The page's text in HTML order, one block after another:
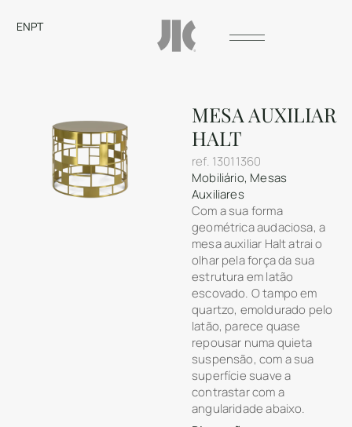
ENPT
MESA AUXILIAR
HALT
ref. 13011360
Mobiliário, Mesas
Auxiliares
Com a sua forma
geométrica audaciosa, a
mesa auxiliar Halt atrai o
olhar pela força da sua
estrutura em latão
escovado. O tampo em
quartzo, emoldurado pelo
latão, parece quase
repousar numa quieta
suspensão, com a sua
superfície suave a
contrastar com a
angularidade abaixo.